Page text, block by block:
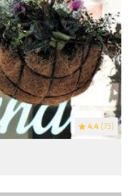
4.4 (73)